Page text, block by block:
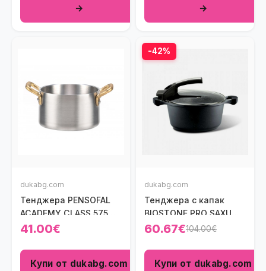
→
→
dukabg.com
Тенджера PENSOFAL
ACADEMY CLASS 575
мл.
41.00€
Купи от dukabg.com
-42%
dukabg.com
Тенджера с капак
BIOSTONE PRO SAXUM
3500 мл.
60.67€104.00€
Купи от dukabg.com